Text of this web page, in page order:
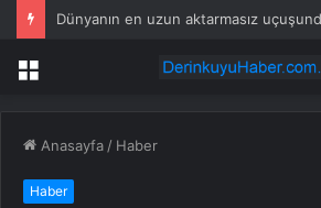
Menü
Anasayfa / Haber
Haber